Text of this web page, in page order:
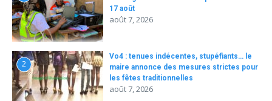
17 août
août 7, 2026
2
Vo4 : tenues indécentes, stupéfiants… le
maire annonce des mesures strictes pour
les fêtes traditionnelles
août 7, 2026